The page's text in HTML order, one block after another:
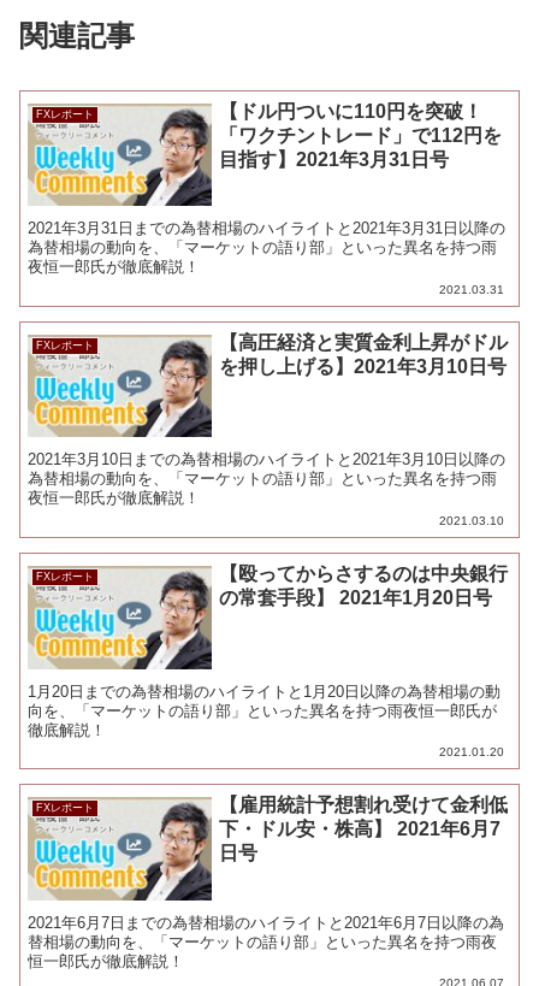
関連記事
FXレポート
【ドル円ついに110円を突破！
「ワクチントレード」で112円を
目指す】2021年3月31日号
2021年3月31日までの為替相場のハイライトと2021年3月31日以降の
為替相場の動向を、「マーケットの語り部」といった異名を持つ雨
夜恒一郎氏が徹底解説！
2021.03.31
FXレポート
【高圧経済と実質金利上昇がドル
を押し上げる】2021年3月10日号
2021年3月10日までの為替相場のハイライトと2021年3月10日以降の
為替相場の動向を、「マーケットの語り部」といった異名を持つ雨
夜恒一郎氏が徹底解説！
2021.03.10
FXレポート
【殴ってからさするのは中央銀行
の常套手段】 2021年1月20日号
1月20日までの為替相場のハイライトと1月20日以降の為替相場の動
向を、「マーケットの語り部」といった異名を持つ雨夜恒一郎氏が
徹底解説！
2021.01.20
FXレポート
【雇用統計予想割れ受けて金利低
下・ドル安・株高】 2021年6月7
日号
2021年6月7日までの為替相場のハイライトと2021年6月7日以降の為
替相場の動向を、「マーケットの語り部」といった異名を持つ雨夜
恒一郎氏が徹底解説！
2021.06.07